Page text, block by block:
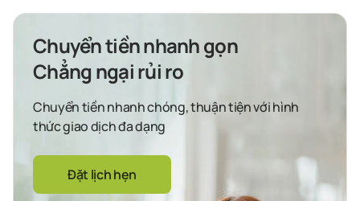
Chuyển tiền nhanh gọn
Chẳng ngại rủi ro
Chuyển tiền nhanh chóng, thuận tiện với hình
thức giao dịch đa dạng
Đặt lịch hẹn